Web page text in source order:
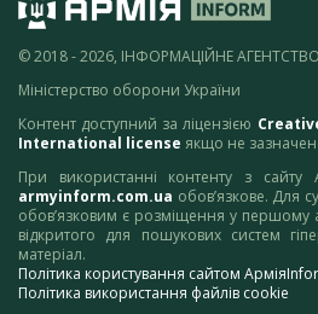
© 2018 - 2026, ІНФОРМАЦІЙНЕ
Міністерство оборони України
Контент доступний за ліцензією
International license якщо не
При використанні контенту з
armyinform.com.ua обов’язкове. Для
обов’язковим є розміщення у першому
відкритого для пошукових систем
матеріал.
Політика користування сайтом
Політика використання файлів cookie